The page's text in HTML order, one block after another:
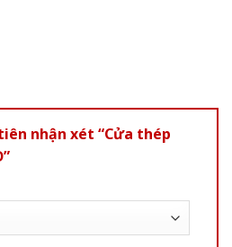
nhận xét “Cửa thép